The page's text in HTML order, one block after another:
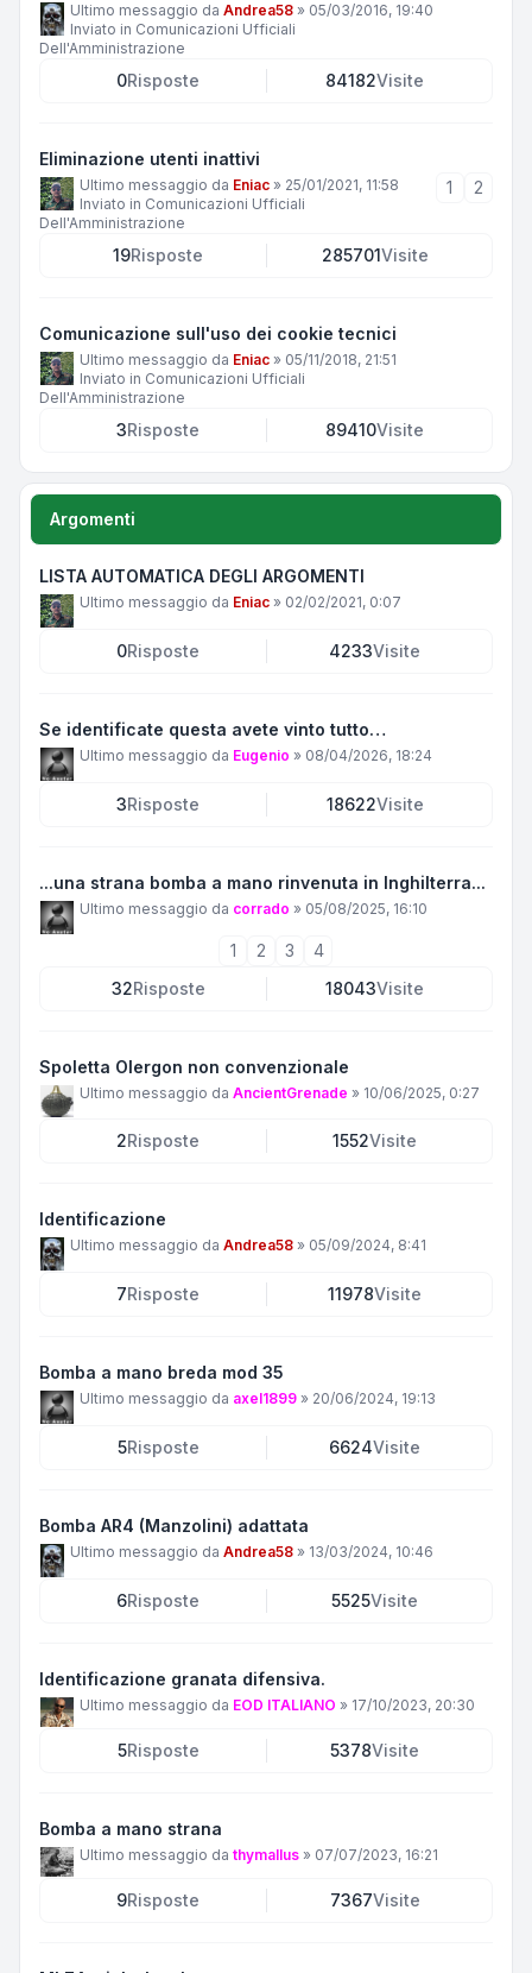
Ultimo messaggio da Andrea58 » 05/03/2016, 19:40
Inviato in Comunicazioni Ufficiali
Dell'Amministrazione
0Risposte 84182Visite
Eliminazione utenti inattivi
Ultimo messaggio da Eniac » 25/01/2021, 11:58
Inviato in Comunicazioni Ufficiali
Dell'Amministrazione
1 2
19Risposte 285701Visite
Comunicazione sull'uso dei cookie tecnici
Ultimo messaggio da Eniac » 05/11/2018, 21:51
Inviato in Comunicazioni Ufficiali
Dell'Amministrazione
3Risposte 89410Visite
Argomenti
LISTA AUTOMATICA DEGLI ARGOMENTI
Ultimo messaggio da Eniac » 02/02/2021, 0:07
0Risposte 4233Visite
Se identificate questa avete vinto tutto…
Ultimo messaggio da Eugenio » 08/04/2026, 18:24
3Risposte 18622Visite
...una strana bomba a mano rinvenuta in Inghilterra...
Ultimo messaggio da corrado » 05/08/2025, 16:10
1 2 3
4
32Risposte 18043Visite
Spoletta Olergon non convenzionale
Ultimo messaggio da AncientGrenade » 10/06/2025, 0:27
2Risposte 1552Visite
Identificazione
Ultimo messaggio da Andrea58 » 05/09/2024, 8:41
7Risposte 11978Visite
Bomba a mano breda mod 35
Ultimo messaggio da axel1899 » 20/06/2024, 19:13
5Risposte 6624Visite
Bomba AR4 (Manzolini) adattata
Ultimo messaggio da Andrea58 » 13/03/2024, 10:46
6Risposte 5525Visite
Identificazione granata difensiva.
Ultimo messaggio da EOD ITALIANO » 17/10/2023, 20:30
5Risposte 5378Visite
Bomba a mano strana
Ultimo messaggio da thymallus » 07/07/2023, 16:21
9Risposte 7367Visite